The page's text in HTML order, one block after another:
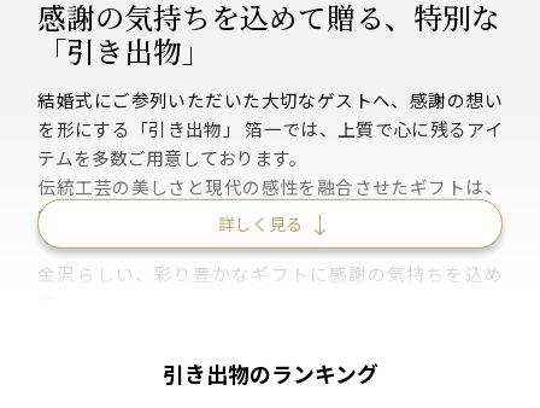
感謝の気持ちを込めて贈る、特別な
「引き出物」
結婚式にご参列いただいた大切なゲストへ、感謝の想い
を形にする「引き出物」 箔一では、上質で心に残るアイ
テムを多数ご用意しております。
伝統工芸の美しさと現代の感性を融合させたギフトは、
幅広い年代の方に喜ばれる逸品ばかりです。
金沢らしい、彩り豊かなギフトに感謝の気持ちを込め
詳しく見る
引き出物のランキング